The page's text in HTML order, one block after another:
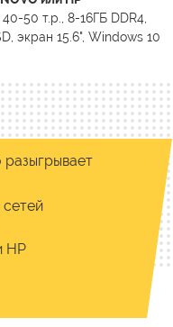
HP
40-50 т.р., 8-16ГБ DDR4,
экран 15.6", Windows 10